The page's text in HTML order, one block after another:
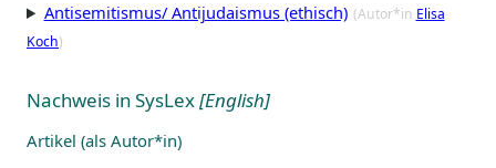
Antisemitismus/ Antijudaismus (ethisch) (Autor*in Elisa
Koch)
Nachweis in SysLex[English]
Artikel (als Autor*in)